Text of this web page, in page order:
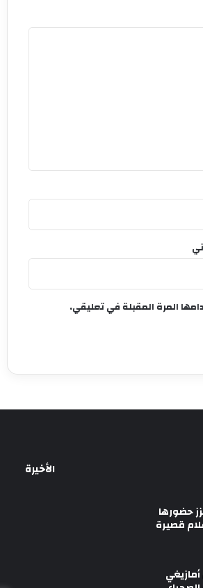
المرة المقبلة في تعليقي.
حضورها
قصيرة
الأخيرة